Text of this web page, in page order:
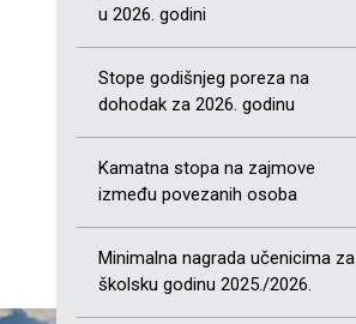
u 2026. godini
Stope godišnjeg poreza na
dohodak za 2026. godinu
Kamatna stopa na zajmove
između povezanih osoba
Minimalna nagrada učenicima za
školsku godinu 2025./2026.